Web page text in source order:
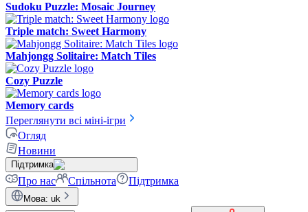
Sudoku Puzzle: Mosaic Journey
Triple match: Sweet Harmony
Mahjongg Solitaire: Match Tiles
Cozy Puzzle
Memory cards
Переглянути всі міні-ігри
Огляд
Новини
Підтримка
Про нас Спільнота Підтримка
Мова: uk